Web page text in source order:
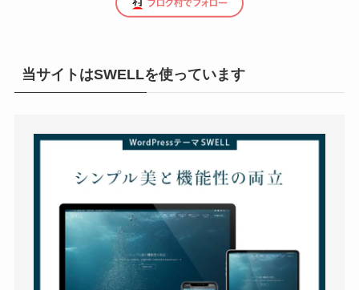
当サイトはSWELLを使っています